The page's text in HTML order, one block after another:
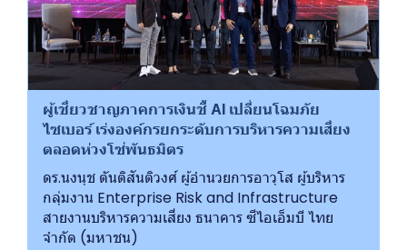
ผู้เชี่ยวชาญภาคการเงินชี้ AI เปลี่ยนโฉมภัย
ไซเบอร์ เร่งองค์กรยกระดับการบริหารความเสี่ยง
ตลอดห่วงโซ่พันธมิตร
ดร.นงนุช ตันติสันติวงศ์ ผู้อำนวยการอาวุโส ผู้บริหาร
กลุ่มงาน Enterprise Risk and Infrastructure
สายงานบริหารความเสี่ยง ธนาคาร ซีไอเอ็มบี ไทย
จำกัด (มหาชน)